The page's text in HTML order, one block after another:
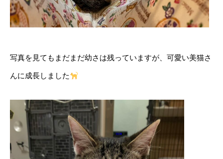
写真を見てもまだまだ幼さは残っていますが、可愛い美猫さ
んに成長しました